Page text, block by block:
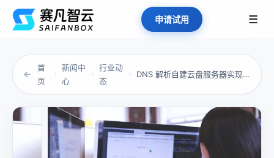
申请试用 ☰
←
首
页
›
新闻中
心
›
行业动
态
› DNS 解析自建云盘服务器实现域名访问？